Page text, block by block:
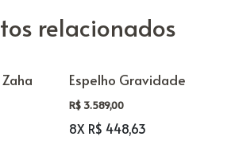
relacionados
Espelho Gravidade
R$ 3.589,00
8X R$ 448,63